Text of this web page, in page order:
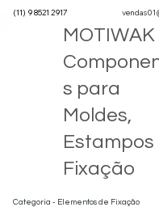
(11) 9 8521 2917
MOTIWAK
s para
Moldes,
Estampos
Fixação
Categoria - Elementos de Fixação